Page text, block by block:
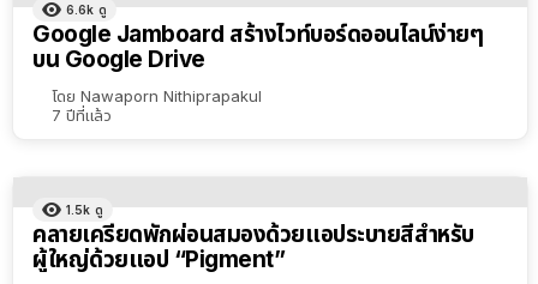
6.6k ดู
Google Jamboard สร้างไวท์บอร์ดออนไลน์ง่ายๆ
บน Google Drive
โดย Nawaporn Nithiprapakul
7 ปีที่แล้ว
1.5k ดู
คลายเครียดพักผ่อนสมองด้วยแอประบายสีสำหรับ
ผู้ใหญ่ด้วยแอป “Pigment”